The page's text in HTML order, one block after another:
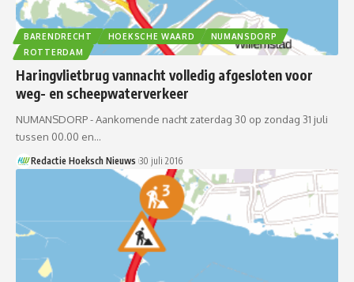
BARENDRECHT HOEKSCHE WAARD
NUMANSDORP
ROTTERDAM
Haringvlietbrug vannacht volledig afgesloten voor
weg- en scheepwaterverkeer
NUMANSDORP - Aankomende nacht zaterdag 30 op zondag 31 juli
tussen 00.00 en…
Redactie Hoeksch Nieuws 30 juli 2016